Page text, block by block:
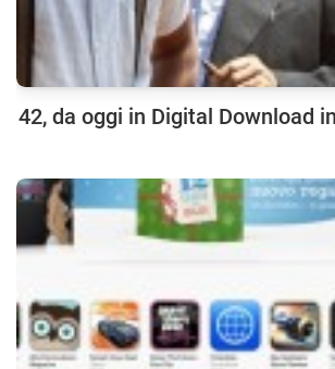
42, da oggi in Digital Download